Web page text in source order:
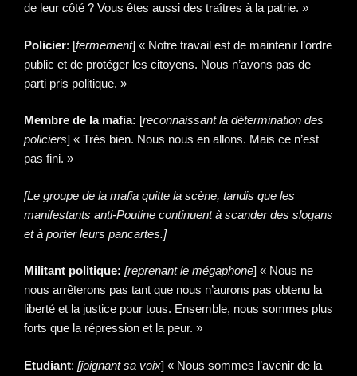
de leur côté ? Vous êtes aussi des traîtres à la patrie. »
Policier: [fermement] « Notre travail est de maintenir l’ordre
public et de protéger les citoyens. Nous n’avons pas de
parti pris politique. »
Membre de la mafia: [reconnaissant la détermination des
policiers] « Très bien. Nous nous en allons. Mais ce n’est
pas fini. »
[Le groupe de la mafia quitte la scène, tandis que les
manifestants anti-Poutine continuent à scander des slogans
et à porter leurs pancartes.]
Militant politique: [reprenant le mégaphone] « Nous ne
nous arrêterons pas tant que nous n’aurons pas obtenu la
liberté et la justice pour tous. Ensemble, nous sommes plus
forts que la répression et la peur. »
Etudiant: [joignant sa voix] « Nous sommes l’avenir de la